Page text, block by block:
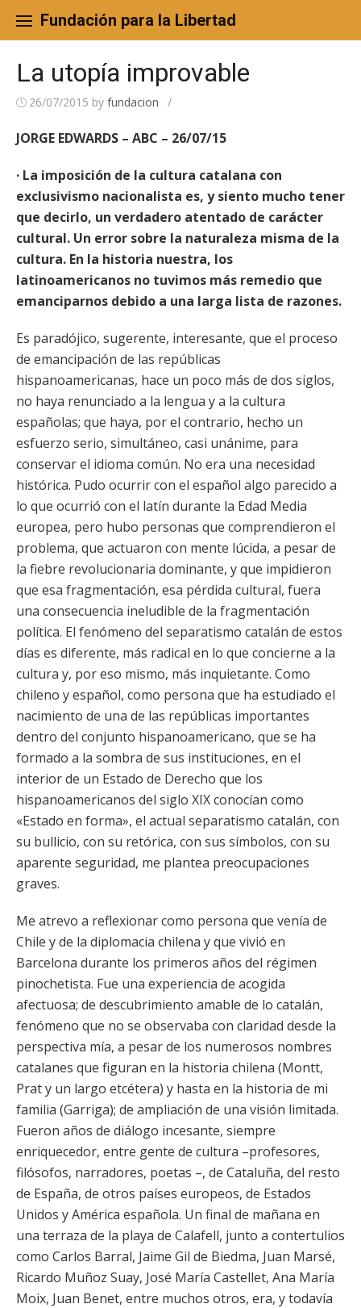
content
Fundación para la Libertad
La utopía improvable
26/07/2015 by fundacion /
JORGE EDWARDS – ABC – 26/07/15
· La imposición de la cultura catalana con
exclusivismo nacionalista es, y siento mucho tener
que decirlo, un verdadero atentado de carácter
cultural. Un error sobre la naturaleza misma de la
cultura. En la historia nuestra, los
latinoamericanos no tuvimos más remedio que
emanciparnos debido a una larga lista de razones.
Es paradójico, sugerente, interesante, que el proceso
de emancipación de las repúblicas
hispanoamericanas, hace un poco más de dos siglos,
no haya renunciado a la lengua y a la cultura
españolas; que haya, por el contrario, hecho un
esfuerzo serio, simultáneo, casi unánime, para
conservar el idioma común. No era una necesidad
histórica. Pudo ocurrir con el español algo parecido a
lo que ocurrió con el latín durante la Edad Media
europea, pero hubo personas que comprendieron el
problema, que actuaron con mente lúcida, a pesar de
la fiebre revolucionaria dominante, y que impidieron
que esa fragmentación, esa pérdida cultural, fuera
una consecuencia ineludible de la fragmentación
política. El fenómeno del separatismo catalán de estos
días es diferente, más radical en lo que concierne a la
cultura y, por eso mismo, más inquietante. Como
chileno y español, como persona que ha estudiado el
nacimiento de una de las repúblicas importantes
dentro del conjunto hispanoamericano, que se ha
formado a la sombra de sus instituciones, en el
interior de un Estado de Derecho que los
hispanoamericanos del siglo XIX conocían como
«Estado en forma», el actual separatismo catalán, con
su bullicio, con su retórica, con sus símbolos, con su
aparente seguridad, me plantea preocupaciones
graves.
Me atrevo a reflexionar como persona que venía de
Chile y de la diplomacia chilena y que vivió en
Barcelona durante los primeros años del régimen
pinochetista. Fue una experiencia de acogida
afectuosa; de descubrimiento amable de lo catalán,
fenómeno que no se observaba con claridad desde la
perspectiva mía, a pesar de los numerosos nombres
catalanes que figuran en la historia chilena (Montt,
Prat y un largo etcétera) y hasta en la historia de mi
familia (Garriga); de ampliación de una visión limitada.
Fueron años de diálogo incesante, siempre
enriquecedor, entre gente de cultura –profesores,
filósofos, narradores, poetas –, de Cataluña, del resto
de España, de otros países europeos, de Estados
Unidos y América española. Un final de mañana en
una terraza de la playa de Calafell, junto a contertulios
como Carlos Barral, Jaime Gil de Biedma, Juan Marsé,
Ricardo Muñoz Suay, José María Castellet, Ana María
Moix, Juan Benet, entre muchos otros, era, y todavía